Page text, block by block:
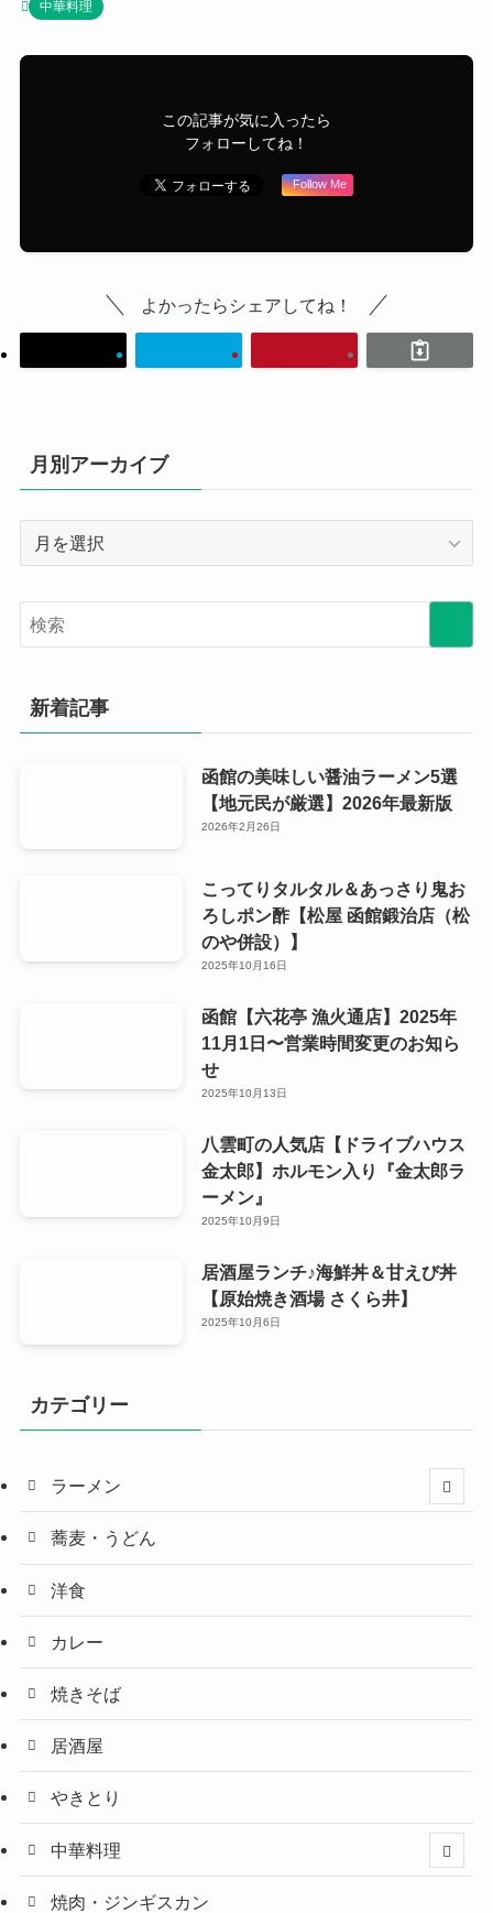
中華料理
この記事が気に入ったら
フォローしてね！
Follow Me
よかったらシェアしてね！
月別アーカイブ
ー
カ
ブ
新着記事
函館の美味しい醤油ラーメン5選
【地元民が厳選】2026年最新版
2026年2月26日
こってりタルタル＆あっさり鬼お
ろしポン酢【松屋 函館鍛治店（松
のや併設）】
2025年10月16日
函館【六花亭 漁火通店】2025年
11月1日〜営業時間変更のお知ら
せ
2025年10月13日
八雲町の人気店【ドライブハウス
金太郎】ホルモン入り『金太郎ラ
ーメン』
2025年10月9日
居酒屋ランチ♪海鮮丼＆甘えび丼
【原始焼き酒場 さくら井】
2025年10月6日
カテゴリー
ラーメン
蕎麦・うどん
洋食
カレー
焼きそば
居酒屋
やきとり
中華料理
焼肉・ジンギスカン